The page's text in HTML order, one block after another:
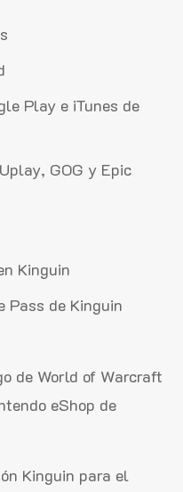
Play e iTunes de
GOG y Epic
Kinguin
Pass de Kinguin
de World of Warcraft
eShop de
Kinguin para el